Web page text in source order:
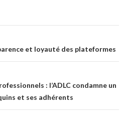
et loyauté des plateformes
: l’ADLC condamne un
et ses adhérents